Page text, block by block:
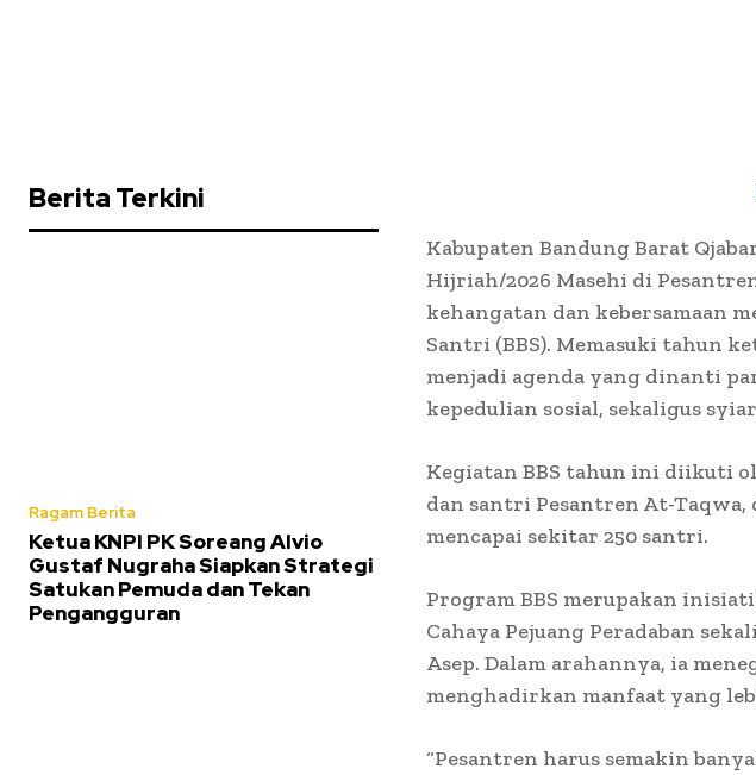
Berita Terkini
Ragam Berita
Ketua KNPI PK Soreang Alvio
Gustaf Nugraha Siapkan Strategi
Satukan Pemuda dan Tekan
Pengangguran
Kabupaten Bandung Barat
Hijriah/2026 Masehi di
kehangatan dan kebersamaan
Santri (BBS). Memasuki tahun
menjadi agenda yang dinanti
kepedulian sosial, sekaligus
Kegiatan BBS tahun ini diikuti
dan santri Pesantren At-
mencapai sekitar 250 santri.
Program BBS merupakan
Cahaya Pejuang Peradaban
Asep. Dalam arahannya, ia
menghadirkan manfaat yang
“Pesantren harus semakin